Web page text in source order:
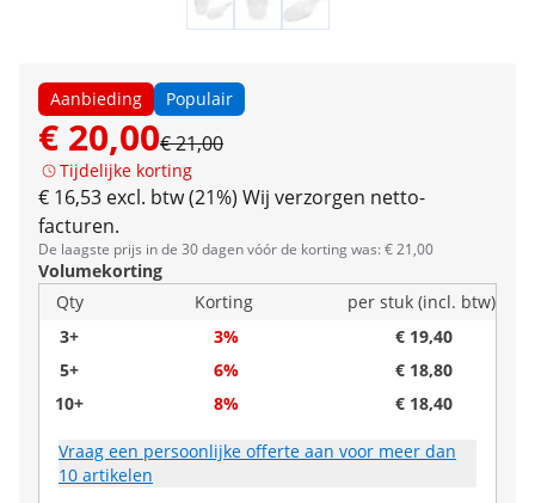
Aanbieding Populair
€ 20,00€ 21,00
Tijdelijke korting
€ 16,53 excl. btw (21%) Wij verzorgen netto-
facturen.
De laagste prijs in de 30 dagen vóór de korting was: € 21,00
Volumekorting
Qty
Korting
per stuk (incl. btw)
3+
3%
€ 19,40
5+
6%
€ 18,80
10+
8% € 18,40
Vraag een persoonlijke offerte aan voor meer dan
10 artikelen